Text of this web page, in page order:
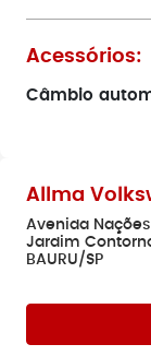
Acessórios:
Câmbio
Allma
Avenida
Jardim
BAURU/SP